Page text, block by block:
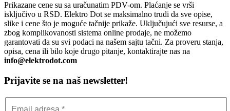
Prikazane cene su sa uračunatim PDV-om. Plaćanje se vrši
isključivo u RSD. Elektro Dot se maksimalno trudi da sve opise,
slike i cene što je moguće tačnije prikaže. Uključujući sve resurse, a
zbog komplikovanosti sistema online prodaje, ne možemo
garantovati da su svi podaci na našem sajtu tačni. Za proveru stanja,
opisa, cena ili bilo koje drugo pitanje, kontaktirajte nas na
info@elektrodot.com
Prijavite se na naš newsletter!